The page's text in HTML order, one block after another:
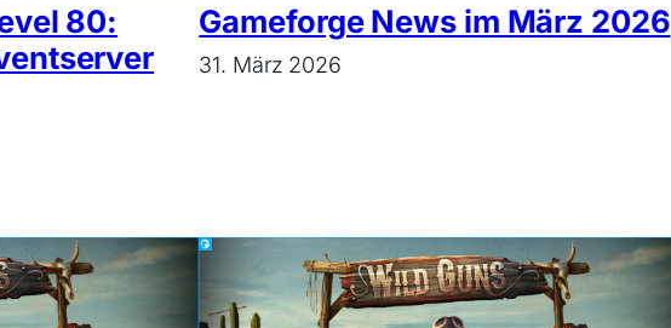
80:
Gameforge News im März 2026
31. März 2026